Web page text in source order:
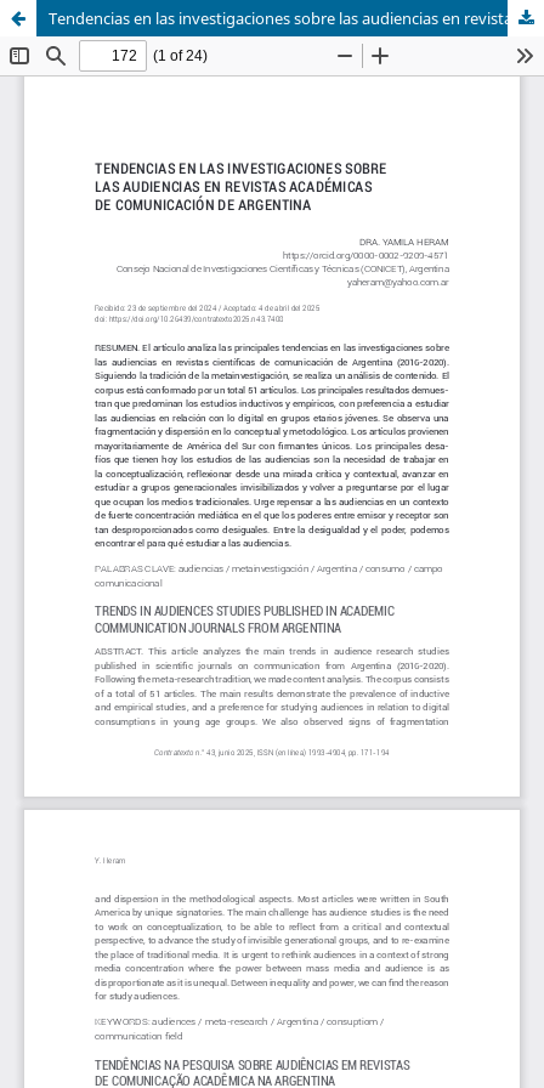
Tendencias en las investigaciones sobre las audiencias en revistas académicas de comunicación de Argentina